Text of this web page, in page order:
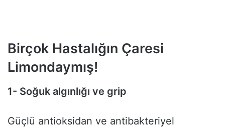
Birçok Hastalığın Çaresi
Limondaymış!
1- Soğuk algınlığı ve grip
Güçlü antioksidan ve antibakteriyel